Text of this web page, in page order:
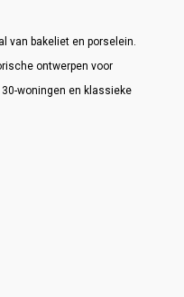
van bakeliet en porselein.
ontwerpen voor
woningen en klassieke